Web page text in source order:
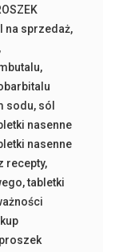
na sprzedaż,
,
,
sodu, sól
nasenne
nasenne
recepty,
,tabletki